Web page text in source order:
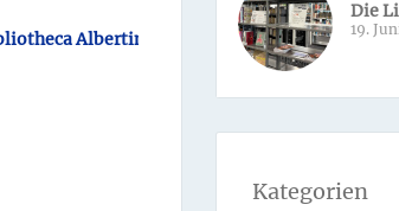
Albertina
Die
19.
Kategorien